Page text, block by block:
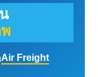
Air Freight